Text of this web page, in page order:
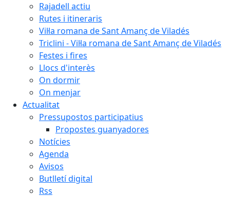
Rajadell actiu
Rutes i itineraris
Vil·la romana de Sant Amanç de Viladés
Triclini - Vil·la romana de Sant Amanç de Viladés
Festes i fires
Llocs d'interès
On dormir
On menjar
Actualitat
Pressupostos participatius
Propostes guanyadores
Notícies
Agenda
Avisos
Butlletí digital
Rss